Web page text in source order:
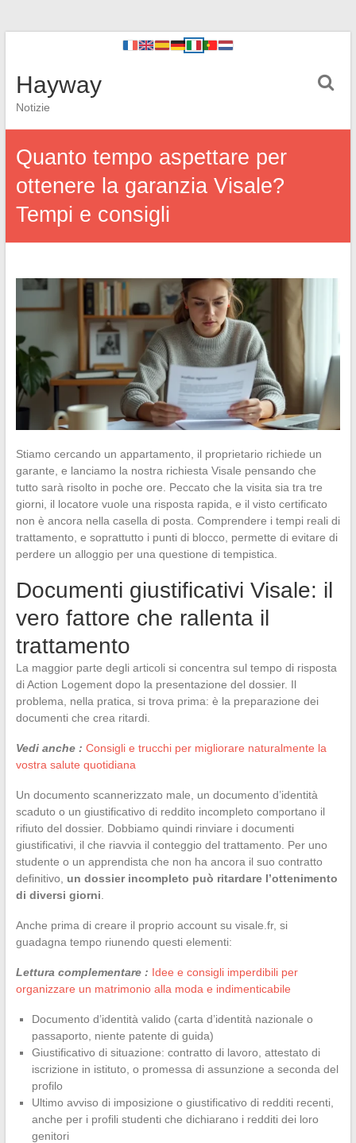
Hayway
Notizie
Quanto tempo aspettare per
ottenere la garanzia Visale?
Tempi e consigli
Stiamo cercando un appartamento, il proprietario richiede un
garante, e lanciamo la nostra richiesta Visale pensando che
tutto sarà risolto in poche ore. Peccato che la visita sia tra tre
giorni, il locatore vuole una risposta rapida, e il visto certificato
non è ancora nella casella di posta. Comprendere i tempi reali di
trattamento, e soprattutto i punti di blocco, permette di evitare di
perdere un alloggio per una questione di tempistica.
Documenti giustificativi Visale: il
vero fattore che rallenta il
trattamento
La maggior parte degli articoli si concentra sul tempo di risposta
di Action Logement dopo la presentazione del dossier. Il
problema, nella pratica, si trova prima: è la preparazione dei
documenti che crea ritardi.
Vedi anche : Consigli e trucchi per migliorare naturalmente la
vostra salute quotidiana
Un documento scannerizzato male, un documento d’identità
scaduto o un giustificativo di reddito incompleto comportano il
rifiuto del dossier. Dobbiamo quindi rinviare i documenti
giustificativi, il che riavvia il conteggio del trattamento. Per uno
studente o un apprendista che non ha ancora il suo contratto
definitivo, un dossier incompleto può ritardare l’ottenimento
di diversi giorni
Anche prima di creare il proprio account su visale.fr, si
guadagna tempo riunendo questi elementi:
Lettura complementare : Idee e consigli imperdibili per
organizzare un matrimonio alla moda e indimenticabile
Documento d’identità valido (carta d’identità nazionale o
passaporto, niente patente di guida)
Giustificativo di situazione: contratto di lavoro, attestato di
iscrizione in istituto, o promessa di assunzione a seconda del
profilo
Ultimo avviso di imposizione o giustificativo di redditi recenti,
anche per i profili studenti che dichiarano i redditi dei loro
genitori